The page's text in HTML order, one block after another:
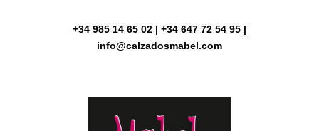
+34 985 14 65 02 | +34 647 72 54 95 |
info@calzadosmabel.com